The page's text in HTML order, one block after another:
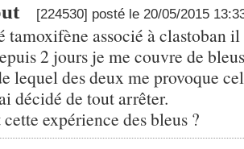
[224530] posté le 20/05/2015
tamoxifène associé à clastoban
2 jours je me couvre de
lequel des deux me provoque
décidé de tout arrêter.
expérience des bleus ?